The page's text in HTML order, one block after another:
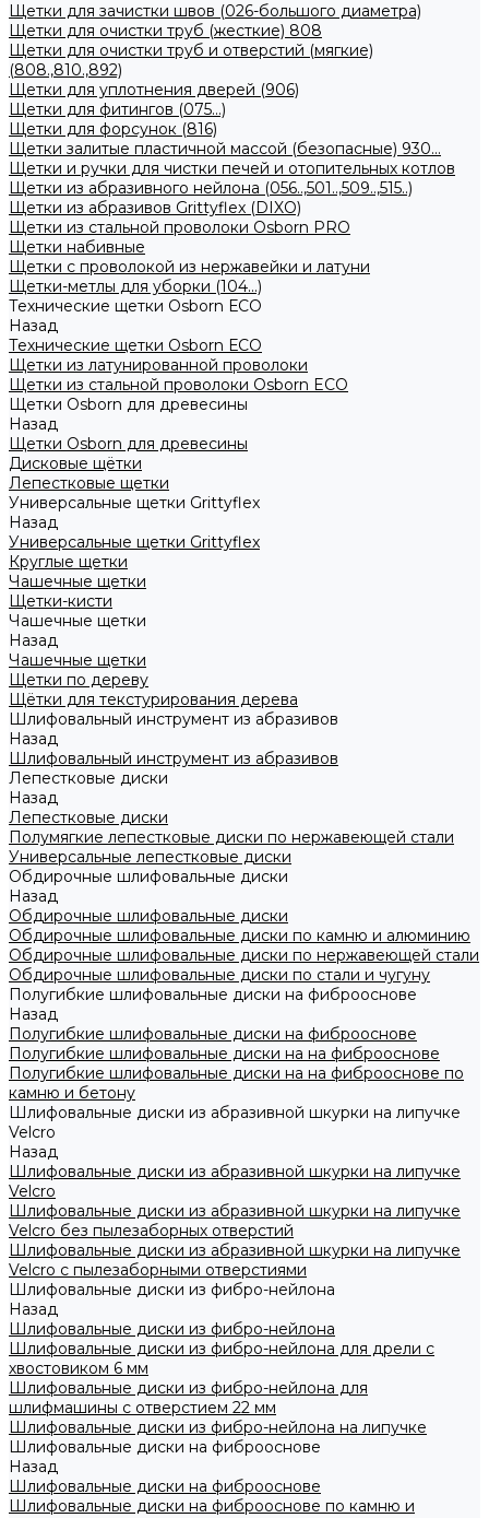
Щетки для зачистки швов (026-большого диаметра)
Щетки для очистки труб (жесткие) 808
Щетки для очистки труб и отверстий (мягкие)
(808.,810.,892)
Щетки для уплотнения дверей (906)
Щетки для фитингов (075...)
Щетки для форсунок (816)
Щетки залитые пластичной массой (безопасные) 930...
Щетки и ручки для чистки печей и отопительных котлов
Щетки из абразивного нейлона (056..,501..,509..,515..)
Щетки из абразивов Grittyflex (DIXO)
Щетки из стальной проволоки Osborn PRO
Щетки набивные
Щетки с проволокой из нержавейки и латуни
Щетки-метлы для уборки (104...)
Технические щетки Osborn ЕСО
Назад
Технические щетки Osborn ЕСО
Щетки из латунированной проволоки
Щетки из стальной проволоки Osborn ECO
Щетки Osborn для древесины
Назад
Щетки Osborn для древесины
Дисковые щётки
Лепестковые щетки
Универсальные щетки Grittyflex
Назад
Универсальные щетки Grittyflex
Круглые щетки
Чашечные щетки
Щетки-кисти
Чашечные щетки
Назад
Чашечные щетки
Щетки по дереву
Щётки для текстурирования дерева
Шлифовальный инструмент из абразивов
Назад
Шлифовальный инструмент из абразивов
Лепестковые диски
Назад
Лепестковые диски
Полумягкие лепестковые диски по нержавеющей стали
Универсальные лепестковые диски
Обдирочные шлифовальные диски
Назад
Обдирочные шлифовальные диски
Обдирочные шлифовальные диски по камню и алюминию
Обдирочные шлифовальные диски по нержавеющей стали
Обдирочные шлифовальные диски по стали и чугуну
Полугибкие шлифовальные диски на фиброоснове
Назад
Полугибкие шлифовальные диски на фиброоснове
Полугибкие шлифовальные диски на на фиброоснове
Полугибкие шлифовальные диски на на фиброоснове по
камню и бетону
Шлифовальные диски из абразивной шкурки на липучке
Velcro
Назад
Шлифовальные диски из абразивной шкурки на липучке
Velcro
Шлифовальные диски из абразивной шкурки на липучке
Velcro без пылезаборных отверстий
Шлифовальные диски из абразивной шкурки на липучке
Velcro с пылезаборными отверстиями
Шлифовальные диски из фибро-нейлона
Назад
Шлифовальные диски из фибро-нейлона
Шлифовальные диски из фибро-нейлона для дрели с
хвостовиком 6 мм
Шлифовальные диски из фибро-нейлона для
шлифмашины с отверстием 22 мм
Шлифовальные диски из фибро-нейлона на липучке
Шлифовальные диски на фиброоснове
Назад
Шлифовальные диски на фиброоснове
Шлифовальные диски на фиброоснове по камню и